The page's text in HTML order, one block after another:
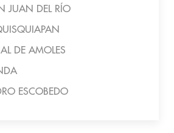
JUAN DEL RÍO
DE AMOLES
ESCOBEDO